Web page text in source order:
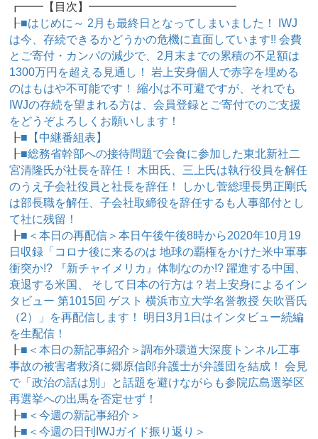
┏━━【目次】━━━━━━━━━━━━━
┠■はじめに～ 2月も最終日となってしまいました！ IWJ
は今、存続できるかどうかの危機に直面しています!! 会費
とご寄付・カンパの減少で、2月末までの累積の不足額は
1300万円を超える見通し！ 岩上安身個人で赤字を埋める
のはもはや不可能です！ 縮小は不可避ですが、それでも
IWJの存続を望まれる方は、会員登録とご寄付でのご支援
をどうぞよろしくお願いします！
┠■【中継番組表】
┠■総務省幹部への接待問題で会食に参加した東北新社二
宮清隆氏が社長を辞任！ 木田氏、三上氏は執行役員を解任
のうえ子会社役員と社長を辞任！ しかし菅総理長男正剛氏
は部長職を解任、子会社取締役を辞任するも人事部付とし
て社に残留！
┠■＜本日の再配信＞本日午後午後8時から2020年10月19
日収録「コロナ後に来るのは 地球の覇権をかけた米中軍事
衝突か!? 『新チャイメリカ』体制なのか!? 躍進する中国、
衰退する米国、 そして日本の行方は？岩上安身によるイン
タビュー 第1015回 ゲスト 横浜市立大学名誉教授 矢吹晋氏
（2）」を再配信します！ 明日3月1日はインタビュー続編
を生配信！
┠■＜本日の新記事紹介＞調布外環道大深度トンネル工事
事故の被害者救済に郷原信郎弁護士が弁護団を結成！ 会見
で「政治の話は別」と話題を避けながらも参院広島選挙区
再選挙への出馬を否定せず！
┠■＜今週の新記事紹介＞
┠■＜今週の日刊IWJガイド振り返り＞